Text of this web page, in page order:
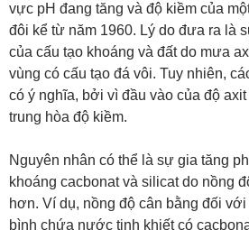
vực pH đang tăng và độ kiềm của
đôi kể từ năm 1960. Lý do đưa ra là
của cấu tạo khoáng và đất do mưa
vùng có cấu tạo đá vôi. Tuy nhiên,
có ý nghĩa, bởi vì đầu vào của độ
trung hòa độ kiềm.
Nguyên nhân có thể là sự gia tăng
khoáng cacbonat và silicat do nồng
hơn. Ví dụ, nồng độ cân bằng đối
bình chứa nước tinh khiết có